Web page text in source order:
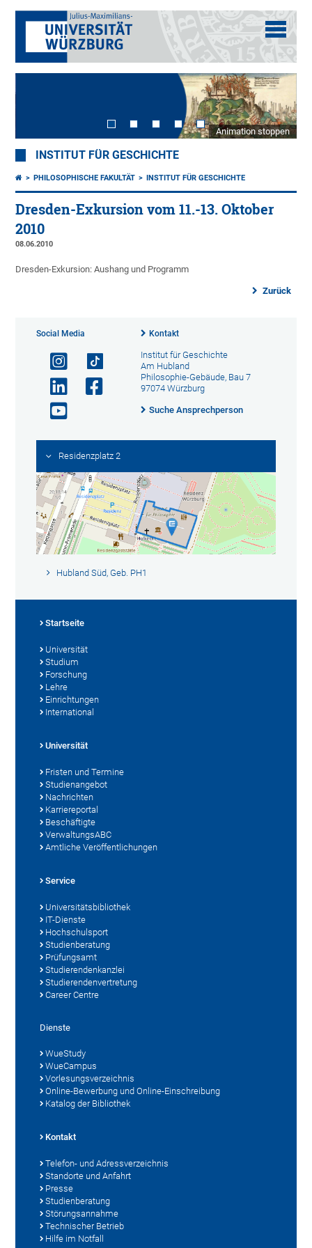
Animation stoppen
INSTITUT FÜR GESCHICHTE
PHILOSOPHISCHE FAKULTÄT INSTITUT FÜR GESCHICHTE
Dresden-Exkursion vom 11.-13. Oktober
2010
08.06.2010
Dresden-Exkursion: Aushang und Programm
Zurück
Social Media Kontakt
Institut für Geschichte
Am Hubland
Philosophie-Gebäude, Bau 7
97074 Würzburg
Suche Ansprechperson
Residenzplatz 2
Hubland Süd, Geb. PH1
Startseite
Universität
Studium
Forschung
Lehre
Einrichtungen
International
Universität
Fristen und Termine
Studienangebot
Nachrichten
Karriereportal
Beschäftigte
VerwaltungsABC
Amtliche Veröffentlichungen
Service
Universitätsbibliothek
IT-Dienste
Hochschulsport
Studienberatung
Prüfungsamt
Studierendenkanzlei
Studierendenvertretung
Career Centre
Dienste
WueStudy
WueCampus
Vorlesungsverzeichnis
Online-Bewerbung und Online-Einschreibung
Katalog der Bibliothek
Kontakt
Telefon- und Adressverzeichnis
Standorte und Anfahrt
Presse
Studienberatung
Störungsannahme
Technischer Betrieb
Hilfe im Notfall